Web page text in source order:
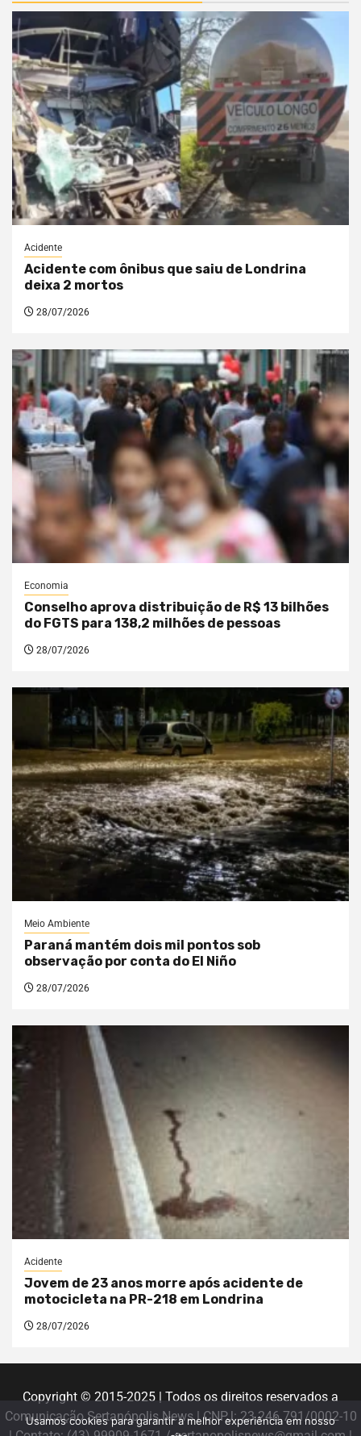
Acidente
Acidente com ônibus que saiu de Londrina
deixa 2 mortos
28/07/2026
Economia
Conselho aprova distribuição de R$ 13 bilhões
do FGTS para 138,2 milhões de pessoas
28/07/2026
Meio Ambiente
Paraná mantém dois mil pontos sob
observação por conta do El Niño
28/07/2026
Acidente
Jovem de 23 anos morre após acidente de
motocicleta na PR-218 em Londrina
28/07/2026
Copyright © 2015-2025 | Todos os direitos reservados a
Comunicação Sertanópolis News | CNPJ: 23.246.791/0002-10
Usamos cookies para garantir a melhor experiência em nosso